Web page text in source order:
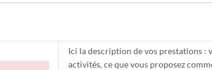
Ici la description de vos prestations :
activités, ce que vous proposez